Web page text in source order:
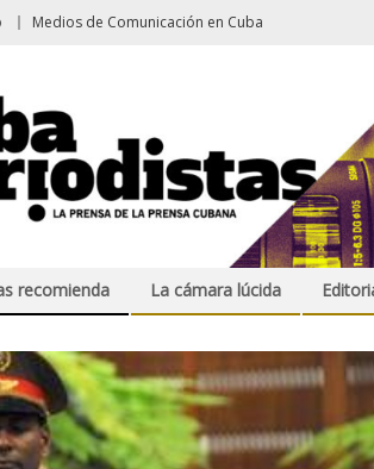
Medios de Comunicación en Cuba
recomienda La cámara lúcida